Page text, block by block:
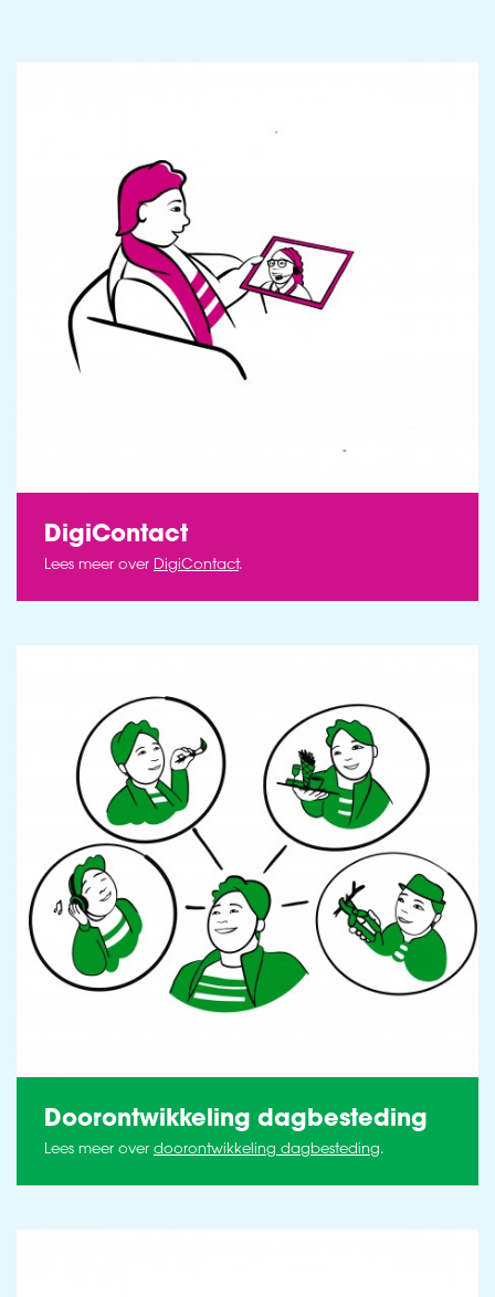
DigiContact
Lees meer over DigiContact.
Doorontwikkeling dagbesteding
Lees meer over doorontwikkeling dagbesteding.